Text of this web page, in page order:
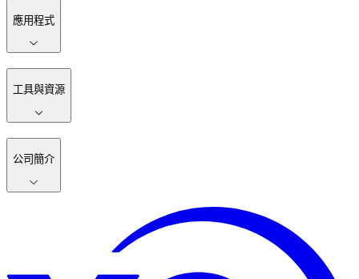
應用程式
工具與資源
公司簡介